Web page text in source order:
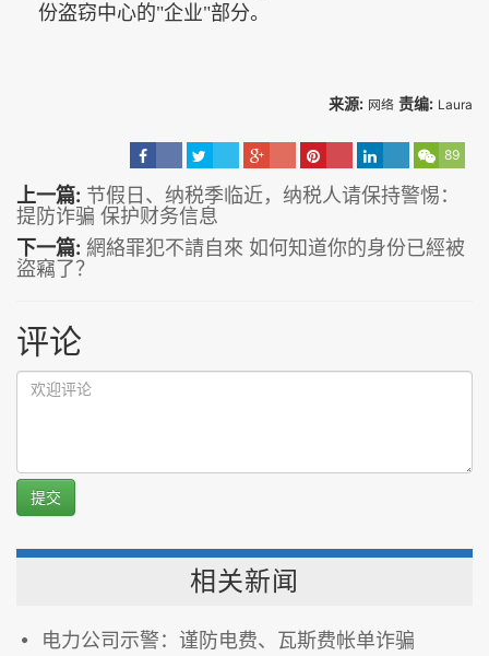
份盗窃中心的"企业"部分。
来源: 网络 责编: Laura
89
上一篇: 节假日、纳税季临近，纳税人请保持警惕：
提防诈骗 保护财务信息
下一篇: 網絡罪犯不請自來 如何知道你的身份已經被
盜竊了？
评论
提交
相关新闻
电力公司示警：谨防电费、瓦斯费帐单诈骗